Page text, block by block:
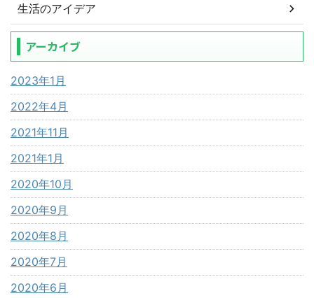
生活のアイデア
アーカイブ
2023年1月
2022年4月
2021年11月
2021年1月
2020年10月
2020年9月
2020年8月
2020年7月
2020年6月